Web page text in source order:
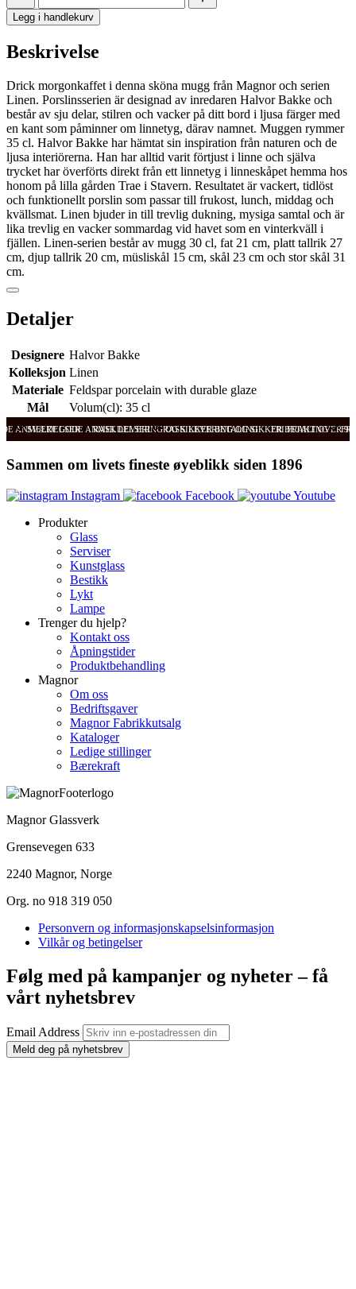
Legg i handlekurv
Beskrivelse
Drick morgonkaffet i denna sköna mugg från Magnor och serien
Linen. Porslinsserien är designad av inredaren Halvor Bakke och
består av sju delar, stilren och vacker på ditt bord i ljusa färger med
en kant som påminner om linnetyg, därav namnet. Muggen rymmer
35 cl. Halvor Bakke har hämtat sin inspiration från naturen och de
ljusa interiörerna. Han har alltid varit förtjust i linne och själva
trycket har överförts direkt från ett linnetyg i linneskåpet hemma hos
honom på lilla gården Trae i Stavern. Resultatet är vackert, tidlöst
och funktionellt porslin som passar till frukost, lunch, middag och
kvällsmat. Linen bjuder in till trevlig dukning, mysiga samtal och är
lika trevlig en vacker sommardag vid havet som en vinterkväll i
fjällen. Linen-serien består av mugg 30 cl, fat 21 cm, platt tallrik 27
cm, djup tallrik 20 cm, müsliskål 15 cm, skål 23 cm och stor skål 31
cm.
Detaljer
Designere Halvor Bakke
Kolleksjon Linen
Materiale Feldspar porcelain with durable glaze
Mål
Volum(cl): 35 cl
ANMELDELSER RASK LEVERING OG SIKKER BETALING FRI FRAKT OVER
SVÆRT GODE ANMELDELSER RASK LEVERING OG SIKKER BETALING
Sammen om livets fineste øyeblikk siden 1896
Instagram Facebook
Youtube
Produkter
Glass
Serviser
Kunstglass
Bestikk
Lykt
Lampe
Trenger du hjelp?
Kontakt oss
Åpningstider
Produktbehandling
Magnor
Om oss
Bedriftsgaver
Magnor Fabrikkutsalg
Kataloger
Ledige stillinger
Bærekraft
Magnor Glassverk
Grensevegen 633
2240 Magnor, Norge
Org. no 918 319 050
Personvern og informasjonskapselsinformasjon
Vilkår og betingelser
Følg med på kampanjer og nyheter – få
vårt nyhetsbrev
Email Address
Meld deg på nyhetsbrev